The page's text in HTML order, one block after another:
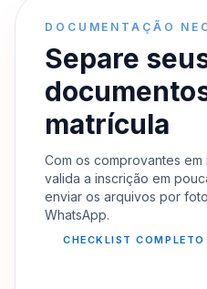
DOCUMENTAÇÃO
Separe
matrícula
Com os comprovantes
valida a inscrição em
enviar os arquivos por
WhatsApp.
CHECKLIST COMPLETO